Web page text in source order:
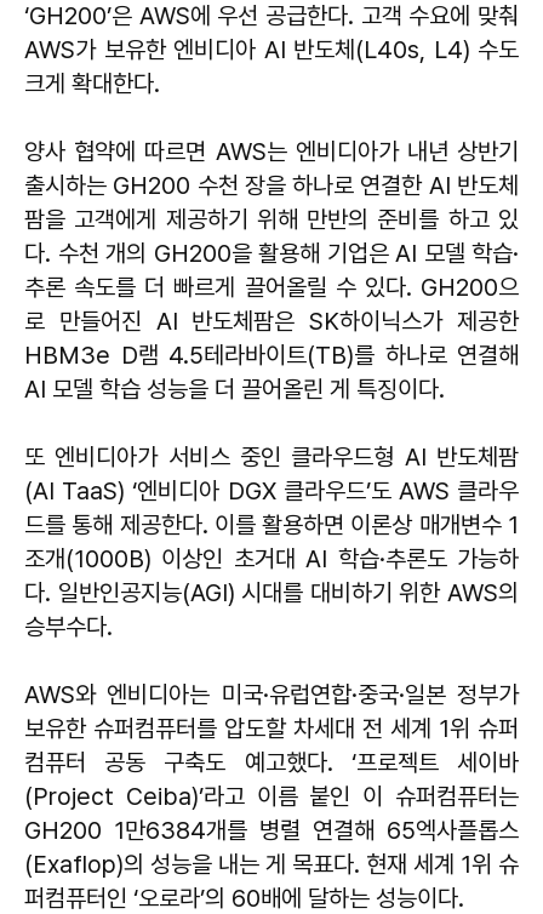
‘GH200’은 AWS에 우선 공급한다. 고객 수요에 맞춰
AWS가 보유한 엔비디아 AI 반도체(L40s, L4) 수도
크게 확대한다.
양사 협약에 따르면 AWS는 엔비디아가 내년 상반기
출시하는 GH200 수천 장을 하나로 연결한 AI 반도체
팜을 고객에게 제공하기 위해 만반의 준비를 하고 있
다. 수천 개의 GH200을 활용해 기업은 AI 모델 학습·
추론 속도를 더 빠르게 끌어올릴 수 있다. GH200으
로 만들어진 AI 반도체팜은 SK하이닉스가 제공한
HBM3e D램 4.5테라바이트(TB)를 하나로 연결해
AI 모델 학습 성능을 더 끌어올린 게 특징이다.
또 엔비디아가 서비스 중인 클라우드형 AI 반도체팜
(AI TaaS) ‘엔비디아 DGX 클라우드’도 AWS 클라우
드를 통해 제공한다. 이를 활용하면 이론상 매개변수 1
조개(1000B) 이상인 초거대 AI 학습·추론도 가능하
다. 일반인공지능(AGI) 시대를 대비하기 위한 AWS의
승부수다.
AWS와 엔비디아는 미국·유럽연합·중국·일본 정부가
보유한 슈퍼컴퓨터를 압도할 차세대 전 세계 1위 슈퍼
컴퓨터 공동 구축도 예고했다. ‘프로젝트 세이바
(Project Ceiba)’라고 이름 붙인 이 슈퍼컴퓨터는
GH200 1만6384개를 병렬 연결해 65엑사플롭스
(Exaflop)의 성능을 내는 게 목표다. 현재 세계 1위 슈
퍼컴퓨터인 ‘오로라’의 60배에 달하는 성능이다.